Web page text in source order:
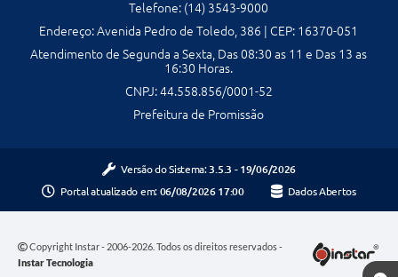
Contas Públicas
Legislação
Transparência
Notícias
Telefone: (14) 3543-9000
Endereço: Avenida Pedro de Toledo, 386 | CEP: 16370-051
Atendimento de Segunda a Sexta, Das 08:30 as 11 e Das 13 as
16:30 Horas.
CNPJ: 44.558.856/0001-52
Prefeitura de Promissão
Versão do Sistema: 3.5.3 - 19/06/2026
Portal atualizado em: 06/08/2026 17:00 Dados Abertos
Copyright Instar - 2006-2026. Todos os direitos reservados -
Instar Tecnologia